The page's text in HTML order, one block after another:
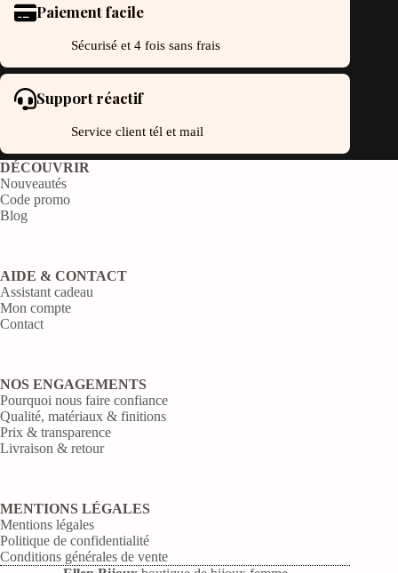
Paiement facile
Sécurisé et 4 fois sans frais
Support réactif
Service client tél et mail
DÉCOUVRIR
Nouveautés
Code promo
Blog
AIDE & CONTACT
Assistant cadeau
Mon compte
Contact
NOS ENGAGEMENTS
Pourquoi nous faire confiance
Qualité, matériaux & finitions
Prix & transparence
Livraison & retour
MENTIONS LÉGALES
Mentions légales
Politique de confidentialité
Conditions générales de vente